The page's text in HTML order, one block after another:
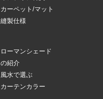
カーペット/マット
縫製仕様
ローマンシェード
の紹介
風水で選ぶ
カーテンカラー